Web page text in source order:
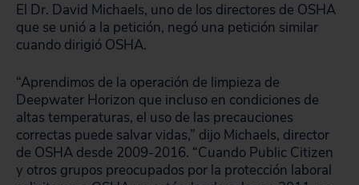
El Dr. David Michaels, uno de los directores de OSHA
que se unió a la petición, negó una petición similar
cuando dirigió OSHA.
“Aprendimos de la operación de limpieza de
Deepwater Horizon que incluso en condiciones de
altas temperaturas, el uso de las precauciones
correctas puede salvar vidas,” dijo Michaels, director
de OSHA desde 2009-2016. “Cuando Public Citizen
y otros grupos preocupados por la protección laboral